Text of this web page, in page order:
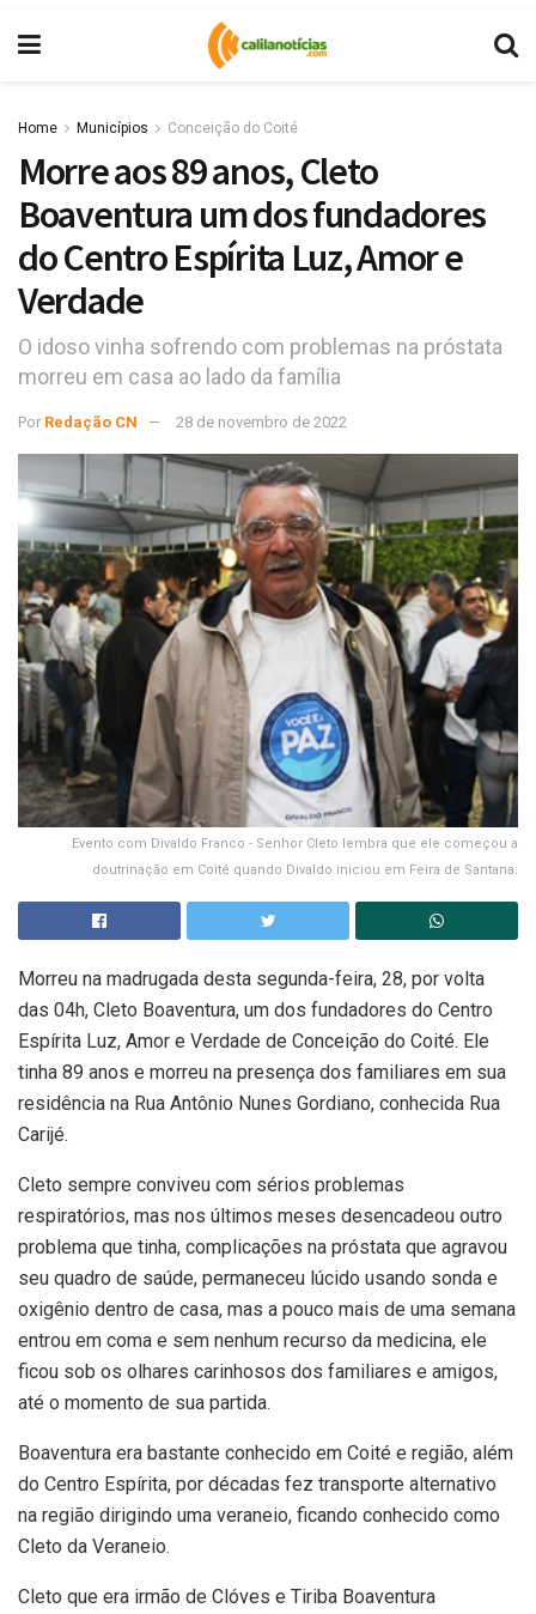
Home Municípios Conceição do Coité
Morre aos 89 anos, Cleto
Boaventura um dos fundadores
do Centro Espírita Luz, Amor e
Verdade
O idoso vinha sofrendo com problemas na próstata
morreu em casa ao lado da família
Por Redação CN 28 de novembro de 2022
Evento com Divaldo Franco - Senhor Cleto lembra que ele começou a
doutrinação em Coité quando Divaldo iniciou em Feira de Santana.
Morreu na madrugada desta segunda-feira, 28, por volta
das 04h, Cleto Boaventura, um dos fundadores do Centro
Espírita Luz, Amor e Verdade de Conceição do Coité. Ele
tinha 89 anos e morreu na presença dos familiares em sua
residência na Rua Antônio Nunes Gordiano, conhecida Rua
Carijé.
Cleto sempre conviveu com sérios problemas
respiratórios, mas nos últimos meses desencadeou outro
problema que tinha, complicações na próstata que agravou
seu quadro de saúde, permaneceu lúcido usando sonda e
oxigênio dentro de casa, mas a pouco mais de uma semana
entrou em coma e sem nenhum recurso da medicina, ele
ficou sob os olhares carinhosos dos familiares e amigos,
até o momento de sua partida.
Boaventura era bastante conhecido em Coité e região, além
do Centro Espírita, por décadas fez transporte alternativo
na região dirigindo uma veraneio, ficando conhecido como
Cleto da Veraneio.
Cleto que era irmão de Clóves e Tiriba Boaventura